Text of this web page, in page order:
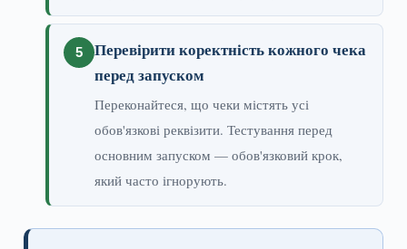
Перевірити коректність кожного чека
перед запуском
Переконайтеся, що чеки містять усі
обов'язкові реквізити. Тестування перед
основним запуском — обов'язковий крок,
який часто ігнорують.